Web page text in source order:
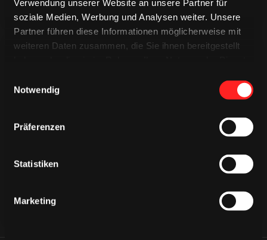
Verwendung unserer Website an unsere Partner für
soziale Medien, Werbung und Analysen weiter. Unsere
Partner führen diese Informationen möglicherweise mit
weiteren Daten zusammen, die Sie ihnen bereitgestellt
Notwendig
Präferenzen
Statistiken
Marketing